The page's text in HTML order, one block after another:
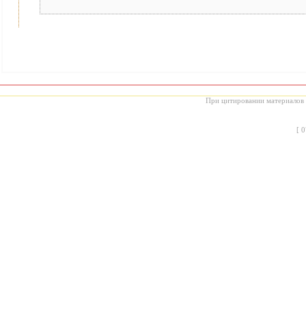
При цитировании материалов
[